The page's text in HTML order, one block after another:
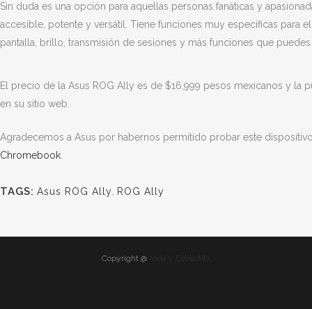
Sin duda es una opción para aquellas personas fanáticas y
accesible, potente y versátil. Tiene funciones muy específicas para
pantalla, brillo, transmisión de sesiones y más funciones que
El precio de la Asus ROG Ally es de $16,999 pesos mexicanos y la
en su sitio web.
Agradecemos a Asus por habernos permitido probar este
Chromebook.
TAGS: Asus ROG Ally, ROG Ally
Copyright @